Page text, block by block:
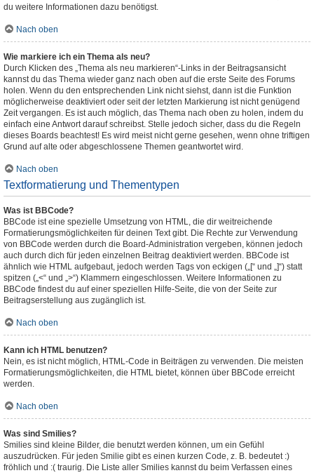
du weitere Informationen dazu benötigst.
Nach oben
Wie markiere ich ein Thema als neu?
Durch Klicken des „Thema als neu markieren“-Links in der Beitragsansicht
kannst du das Thema wieder ganz nach oben auf die erste Seite des Forums
holen. Wenn du den entsprechenden Link nicht siehst, dann ist die Funktion
möglicherweise deaktiviert oder seit der letzten Markierung ist nicht genügend
Zeit vergangen. Es ist auch möglich, das Thema nach oben zu holen, indem du
einfach eine Antwort darauf schreibst. Stelle jedoch sicher, dass du die Regeln
dieses Boards beachtest! Es wird meist nicht gerne gesehen, wenn ohne triftigen
Grund auf alte oder abgeschlossene Themen geantwortet wird.
Nach oben
Textformatierung und Thementypen
Was ist BBCode?
BBCode ist eine spezielle Umsetzung von HTML, die dir weitreichende
Formatierungsmöglichkeiten für deinen Text gibt. Die Rechte zur Verwendung
von BBCode werden durch die Board-Administration vergeben, können jedoch
auch durch dich für jeden einzelnen Beitrag deaktiviert werden. BBCode ist
ähnlich wie HTML aufgebaut, jedoch werden Tags von eckigen („[“ und „]“) statt
spitzen („<“ und „>“) Klammern eingeschlossen. Weitere Informationen zu
BBCode findest du auf einer speziellen Hilfe-Seite, die von der Seite zur
Beitragserstellung aus zugänglich ist.
Nach oben
Kann ich HTML benutzen?
Nein, es ist nicht möglich, HTML-Code in Beiträgen zu verwenden. Die meisten
Formatierungsmöglichkeiten, die HTML bietet, können über BBCode erreicht
werden.
Nach oben
Was sind Smilies?
Smilies sind kleine Bilder, die benutzt werden können, um ein Gefühl
auszudrücken. Für jeden Smilie gibt es einen kurzen Code, z. B. bedeutet :)
fröhlich und :( traurig. Die Liste aller Smilies kannst du beim Verfassen eines